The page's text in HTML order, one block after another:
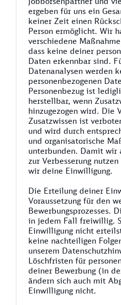
ergeben für uns ein
keiner Zeit einen
Person ermöglicht. Wir
verschiedene
dass keine deiner
Daten erkennbar sind.
Datenanalysen werden
personenbezogenen
Personenbezug ist
herstellbar, wenn
hinzugezogen wird. Die
Zusatzwissen ist
und wird durch
und organisatorische
unterbunden. Damit wir
zur Verbesserung
wir deine Einwilligung.
Die Erteilung deiner
Voraussetzung für den
Bewerbungsprozesses.
in jedem Fall freiwillig.
Einwilligung nicht
keine nachteiligen
unserem
Löschfristen für
deiner Bewerbung (in
ändern sich auch mit
Einwilligung nicht.